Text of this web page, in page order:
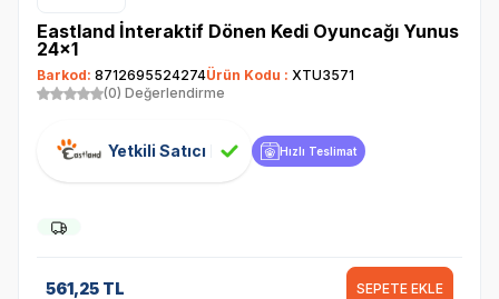
Eastland İnteraktif Dönen Kedi Oyuncağı Yunus
24x1
Barkod: 8712695524274Ürün Kodu : XTU3571
(0) Değerlendirme
Yetkili Satıcı Hızlı Teslimat
561,25 TL SEPETE EKLE